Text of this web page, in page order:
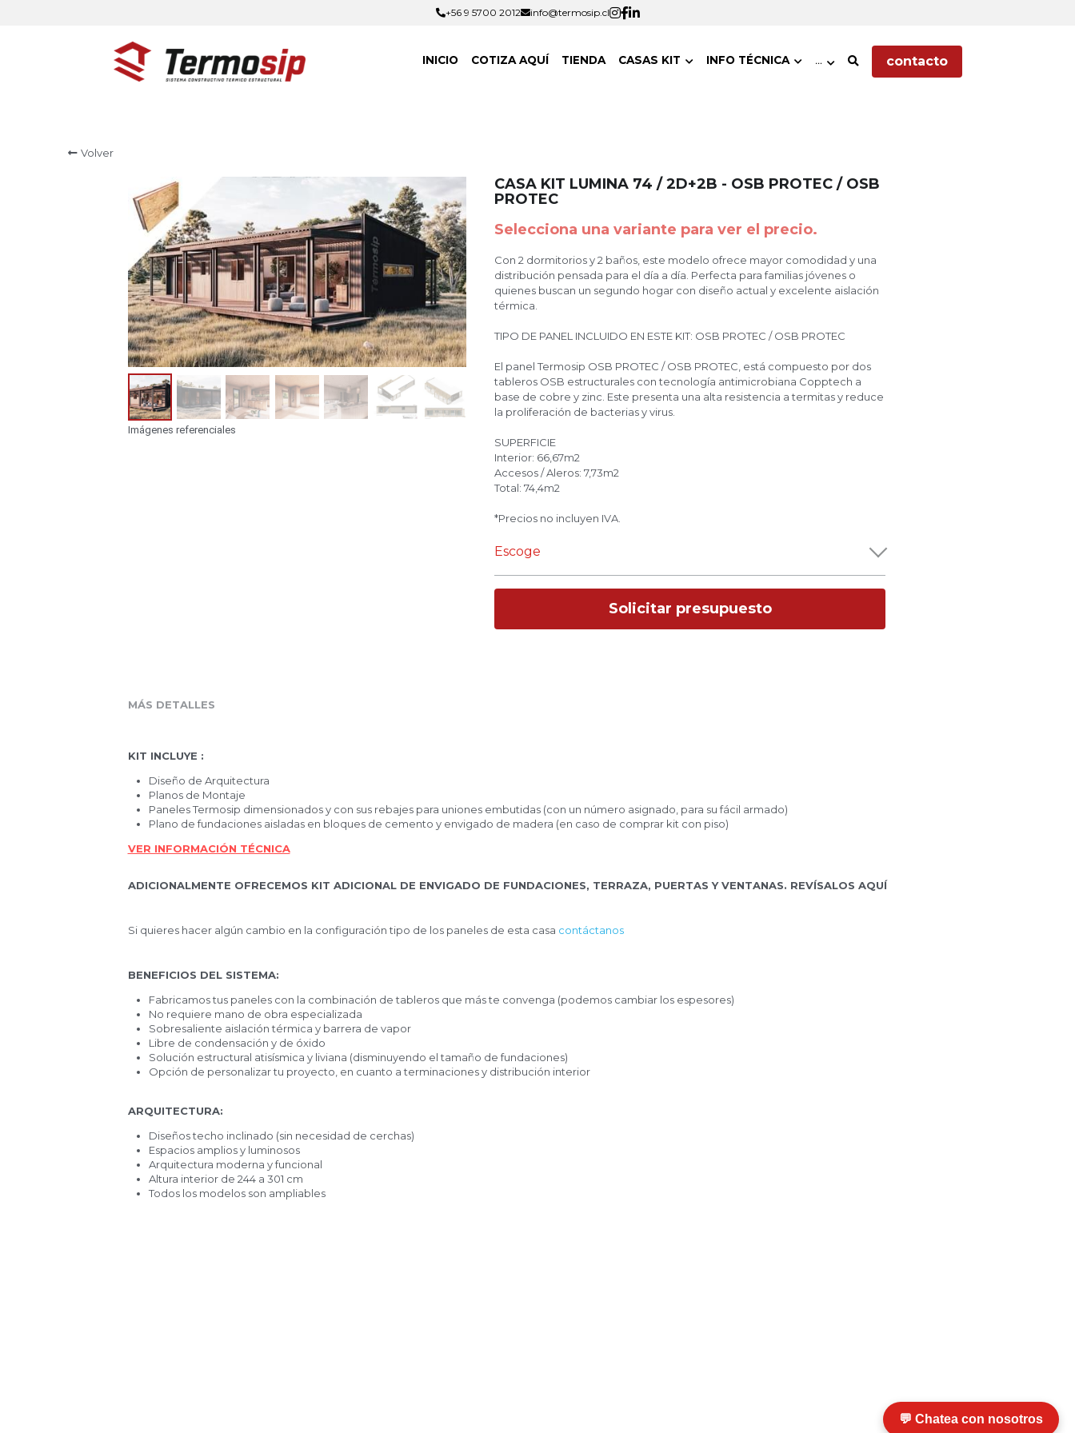
+56 9 5700 2012 info@termosip.cl
+56 9 5700 2012 info@termosip.cl
INICIO COTIZA AQUÍ TIENDA CASAS KIT INFO TÉCNICA … contacto
Volver
CASA KIT LUMINA 74 / 2D+2B - OSB PROTEC / OSB
PROTEC
Selecciona una variante para ver el precio.
Con 2 dormitorios y 2 baños, este modelo ofrece mayor comodidad y una
distribución pensada para el día a día. Perfecta para familias jóvenes o
quienes buscan un segundo hogar con diseño actual y excelente aislación
térmica.
TIPO DE PANEL INCLUIDO EN ESTE KIT: OSB PROTEC / OSB PROTEC
El panel Termosip OSB PROTEC / OSB PROTEC, está compuesto por dos
tableros OSB estructurales con tecnología antimicrobiana Copptech a
base de cobre y zinc. Este presenta una alta resistencia a termitas y reduce
la proliferación de bacterias y virus.
SUPERFICIE
Interior: 66,67m2
Accesos / Aleros: 7,73m2
Total: 74,4m2
*Precios no incluyen IVA.
Escoge
Solicitar presupuesto
MÁS DETALLES
KIT INCLUYE :
Diseño de Arquitectura
Planos de Montaje
Paneles Termosip dimensionados y con sus rebajes para uniones embutidas (con un número asignado, para su fácil armado)
Plano de fundaciones aisladas en bloques de cemento y envigado de madera (en caso de comprar kit con piso)
VER INFORMACIÓN TÉCNICA
ADICIONALMENTE OFRECEMOS KIT ADICIONAL DE ENVIGADO DE FUNDACIONES, TERRAZA, PUERTAS Y VENTANAS. REVÍSALOS AQUÍ
Si quieres hacer algún cambio en la configuración tipo de los paneles de esta casa contáctanos
BENEFICIOS DEL SISTEMA:
Fabricamos tus paneles con la combinación de tableros que más te convenga (podemos cambiar los espesores)
No requiere mano de obra especializada
Sobresaliente aislación térmica y barrera de vapor
Libre de condensación y de óxido
Solución estructural atisísmica y liviana (disminuyendo el tamaño de fundaciones)
Opción de personalizar tu proyecto, en cuanto a terminaciones y distribución interior
ARQUITECTURA:
Diseños techo inclinado (sin necesidad de cerchas)
Espacios amplios y luminosos
Arquitectura moderna y funcional
Altura interior de 244 a 301 cm
Todos los modelos son ampliables
💬 Chatea con nosotros